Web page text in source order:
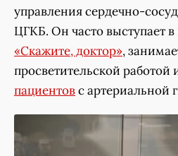
управления сердечно-
ЦГКБ. Он часто выступает
«Скажите, доктор»,
просветительской работой
пациентовс артериальной